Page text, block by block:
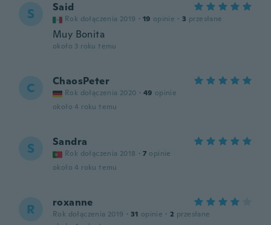
S Said
Rok dołączenia 2019 · 19 opinie · 3 przesłane
Muy Bonita
około 3 roku temu
C ChaosPeter
Rok dołączenia 2020 · 49 opinie
około 4 roku temu
S Sandra
Rok dołączenia 2018 · 7 opinie
około 4 roku temu
R roxanne
Rok dołączenia 2019 · 31 opinie · 2 przesłane